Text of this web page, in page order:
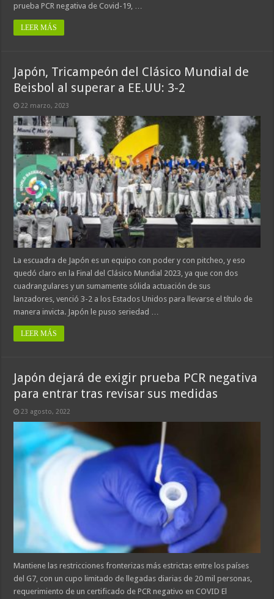
prueba PCR negativa de Covid-19, …
LEER MÁS
Japón, Tricampeón del Clásico Mundial de
Beisbol al superar a EE.UU: 3-2
22 marzo, 2023
La escuadra de Japón es un equipo con poder y con pitcheo, y eso
quedó claro en la Final del Clásico Mundial 2023, ya que con dos
cuadrangulares y un sumamente sólida actuación de sus
lanzadores, venció 3-2 a los Estados Unidos para llevarse el título de
manera invicta. Japón le puso seriedad …
LEER MÁS
Japón dejará de exigir prueba PCR negativa
para entrar tras revisar sus medidas
23 agosto, 2022
Mantiene las restricciones fronterizas más estrictas entre los países
del G7, con un cupo limitado de llegadas diarias de 20 mil personas,
requerimiento de un certificado de PCR negativo en COVID El